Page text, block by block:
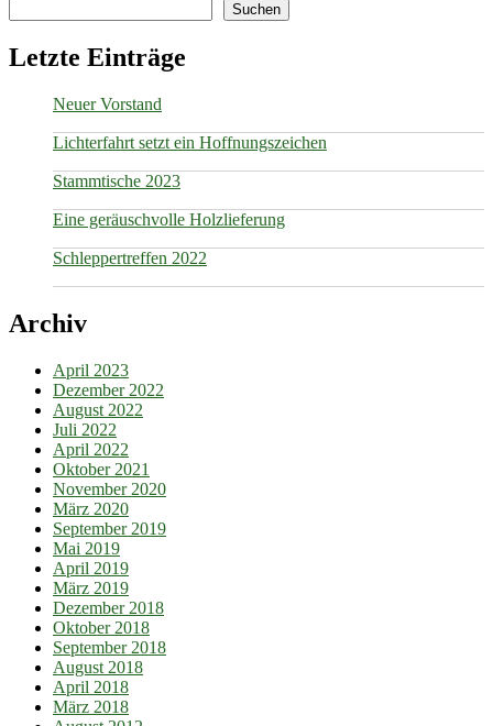
Suchen
Letzte Einträge
Neuer Vorstand
Lichterfahrt setzt ein Hoffnungszeichen
Stammtische 2023
Eine geräuschvolle Holzlieferung
Schleppertreffen 2022
Archiv
April 2023
Dezember 2022
August 2022
Juli 2022
April 2022
Oktober 2021
November 2020
März 2020
September 2019
Mai 2019
April 2019
März 2019
Dezember 2018
Oktober 2018
September 2018
August 2018
April 2018
März 2018